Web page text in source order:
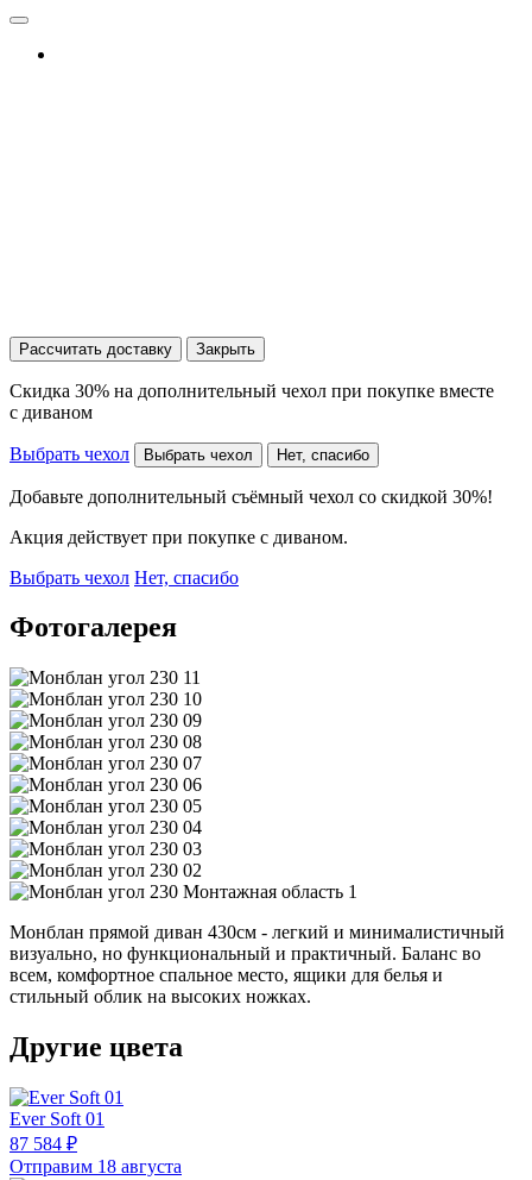
Рассчитать доставку Закрыть
Скидка 30% на дополнительный чехол при покупке вместе
с диваном
Выбрать чехол Выбрать чехол Нет, спасибо
Добавьте дополнительный съёмный чехол со скидкой 30%!
Акция действует при покупке с диваном.
Выбрать чехол Нет, спасибо
Фотогалерея
Монблан прямой диван 430см - легкий и минималистичный
визуально, но функциональный и практичный. Баланс во
всем, комфортное спальное место, ящики для белья и
стильный облик на высоких ножках.
Другие цвета
Ever Soft 01
87 584 ₽
Отправим 18 августа